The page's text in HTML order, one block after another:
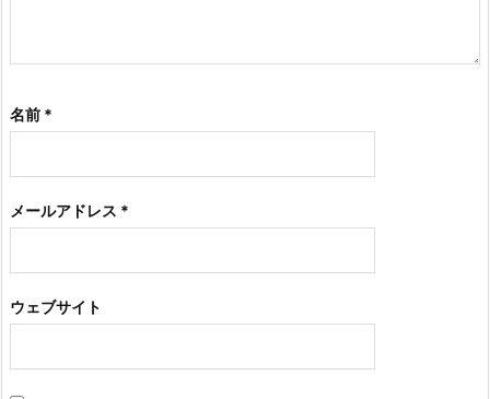
名前 *
メールアドレス *
ウェブサイト